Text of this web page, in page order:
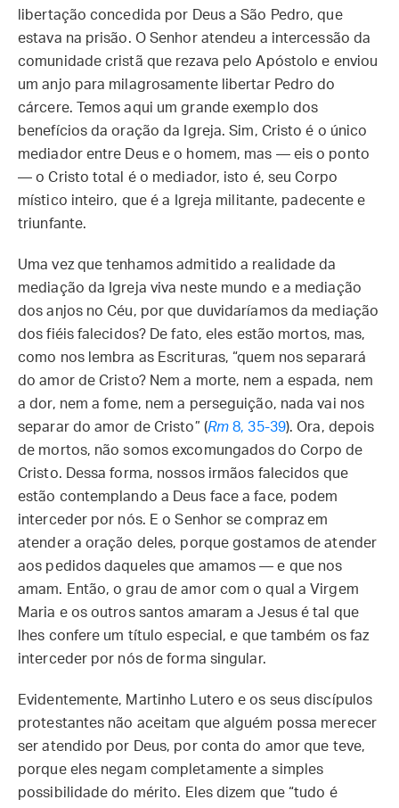
libertação concedida por Deus a São Pedro, que
estava na prisão. O Senhor atendeu a intercessão da
comunidade cristã que rezava pelo Apóstolo e enviou
um anjo para milagrosamente libertar Pedro do
cárcere. Temos aqui um grande exemplo dos
benefícios da oração da Igreja. Sim, Cristo é o único
mediador entre Deus e o homem, mas — eis o ponto
— o Cristo total é o mediador, isto é, seu Corpo
místico inteiro, que é a Igreja militante, padecente e
triunfante.
Uma vez que tenhamos admitido a realidade da
mediação da Igreja viva neste mundo e a mediação
dos anjos no Céu, por que duvidaríamos da mediação
dos fiéis falecidos? De fato, eles estão mortos, mas,
como nos lembra as Escrituras, “quem nos separará
do amor de Cristo? Nem a morte, nem a espada, nem
a dor, nem a fome, nem a perseguição, nada vai nos
separar do amor de Cristo” (Rm 8, 35-39). Ora, depois
de mortos, não somos excomungados do Corpo de
Cristo. Dessa forma, nossos irmãos falecidos que
estão contemplando a Deus face a face, podem
interceder por nós. E o Senhor se compraz em
atender a oração deles, porque gostamos de atender
aos pedidos daqueles que amamos — e que nos
amam. Então, o grau de amor com o qual a Virgem
Maria e os outros santos amaram a Jesus é tal que
lhes confere um título especial, e que também os faz
interceder por nós de forma singular.
Evidentemente, Martinho Lutero e os seus discípulos
protestantes não aceitam que alguém possa merecer
ser atendido por Deus, por conta do amor que teve,
porque eles negam completamente a simples
possibilidade do mérito. Eles dizem que “tudo é